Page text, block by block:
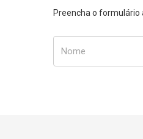
Preencha o formulário